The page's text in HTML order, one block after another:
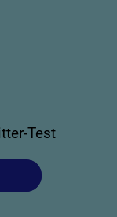
Test